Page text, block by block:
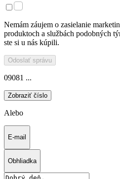
Nemám záujem o zasielanie
produktoch a službách podobných
ste si u nás kúpili.
Odoslať správu
09081 ...
Zobraziť číslo
Alebo
E-mail
Obhliadka